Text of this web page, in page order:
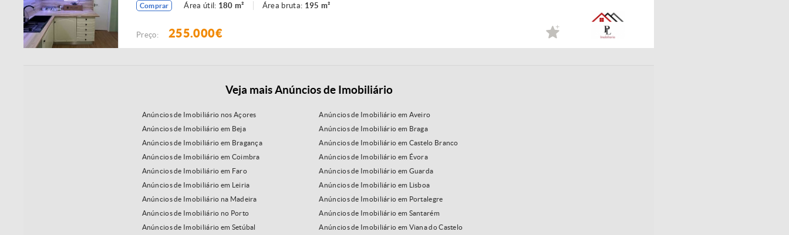
Comprar Área útil: 180 m² Área bruta: 195 m²
Preço: 255.000€
Veja mais Anúncios de Imobiliário
Anúncios de Imobiliário nos Açores
Anúncios de Imobiliário em Aveiro
Anúncios de Imobiliário em Beja
Anúncios de Imobiliário em Braga
Anúncios de Imobiliário em Bragança
Anúncios de Imobiliário em Castelo Branco
Anúncios de Imobiliário em Coimbra
Anúncios de Imobiliário em Évora
Anúncios de Imobiliário em Faro
Anúncios de Imobiliário em Guarda
Anúncios de Imobiliário em Leiria
Anúncios de Imobiliário em Lisboa
Anúncios de Imobiliário na Madeira
Anúncios de Imobiliário em Portalegre
Anúncios de Imobiliário no Porto
Anúncios de Imobiliário em Santarém
Anúncios de Imobiliário em Setúbal
Anúncios de Imobiliário em Viana do Castelo